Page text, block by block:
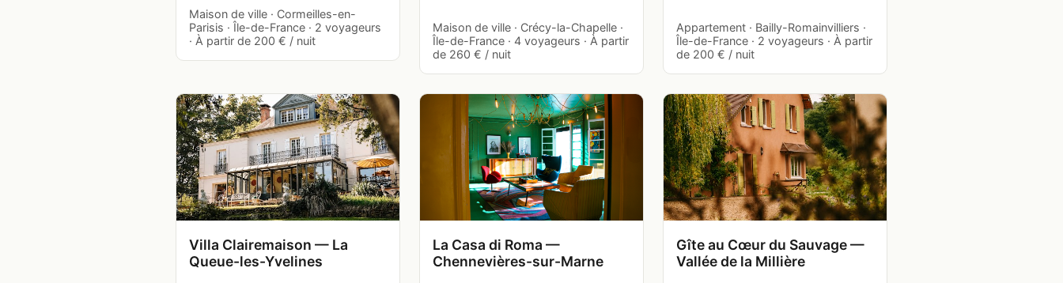
Maison de ville · Cormeilles-en-
Parisis · Île-de-France · 2 voyageurs
· À partir de 200 € / nuit
Maison de ville · Crécy-la-Chapelle ·
Île-de-France · 4 voyageurs · À partir
de 260 € / nuit
Appartement · Bailly-Romainvilliers ·
Île-de-France · 2 voyageurs · À partir
de 200 € / nuit
Villa Clairemaison — La
Queue-les-Yvelines
La Casa di Roma —
Chennevières-sur-Marne
Gîte au Cœur du Sauvage —
Vallée de la Millière